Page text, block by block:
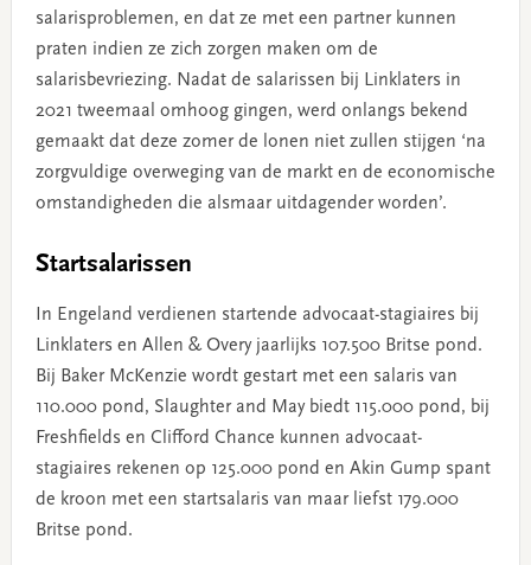
salarisproblemen, en dat ze met een partner kunnen
praten indien ze zich zorgen maken om de
salarisbevriezing. Nadat de salarissen bij Linklaters in
2021 tweemaal omhoog gingen, werd onlangs bekend
gemaakt dat deze zomer de lonen niet zullen stijgen ‘na
zorgvuldige overweging van de markt en de economische
omstandigheden die alsmaar uitdagender worden’.
Startsalarissen
In Engeland verdienen startende advocaat-stagiaires bij
Linklaters en Allen & Overy jaarlijks 107.500 Britse pond.
Bij Baker McKenzie wordt gestart met een salaris van
110.000 pond, Slaughter and May biedt 115.000 pond, bij
Freshfields en Clifford Chance kunnen advocaat-
stagiaires rekenen op 125.000 pond en Akin Gump spant
de kroon met een startsalaris van maar liefst 179.000
Britse pond.